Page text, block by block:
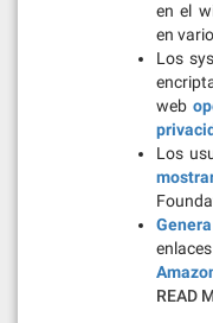
en el
en
Los
web
Los
READ